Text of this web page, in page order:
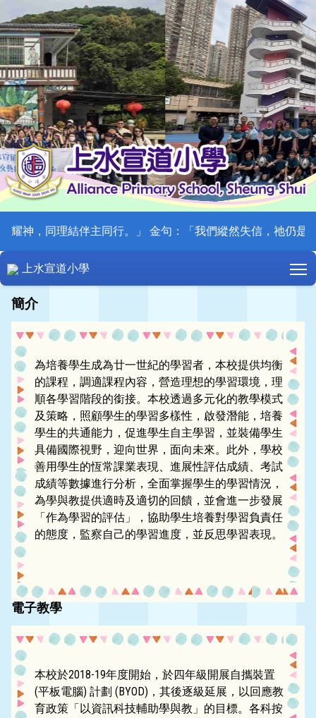
理結伴主同行。」 金句：「我們縱然失信，祂仍是可信的
上水宣道小學
簡介
為培養學生成為廿一世紀的學習者，本校提供均衡
的課程，調適課程內容，營造理想的學習環境，理
順各學習階段的銜接。本校透過多元化的教學模式
及策略，照顧學生的學習多樣性，啟發潛能，培養
學生的共通能力，促進學生自主學習，並裝備學生
具備國際視野，迎向世界，面向未來。此外，學校
善用學生的恆常課業表現、進展性評估成績、考試
成績等數據進行分析，全面掌握學生的學習情況，
為學與教提供適時及適切的回饋，並會進一步發展
「作為學習的評估」，協助學生培養對學習負責任
的態度，監察自己的學習進度，並反思學習表現。
電子教學
本校於2018-19年度開始，於四年級開展自攜裝置
(平板電腦) 計劃 (BYOD)，其後逐級延展，以回應教
育政策「以資訊科技輔助學與教」的目標。各科按